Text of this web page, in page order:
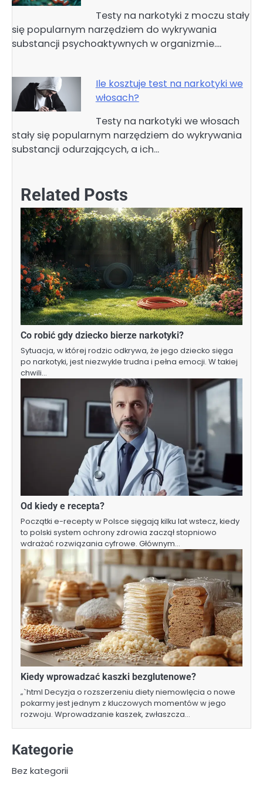
Testy na narkotyki z moczu stały
się popularnym narzędziem do wykrywania
substancji psychoaktywnych w organizmie.…
Ile kosztuje test na narkotyki we
włosach?
Testy na narkotyki we włosach
stały się popularnym narzędziem do wykrywania
substancji odurzających, a ich…
Related Posts
Co robić gdy dziecko bierze narkotyki?
Sytuacja, w której rodzic odkrywa, że jego dziecko sięga
po narkotyki, jest niezwykle trudna i pełna emocji. W takiej
chwili…
Od kiedy e recepta?
Początki e-recepty w Polsce sięgają kilku lat wstecz, kiedy
to polski system ochrony zdrowia zaczął stopniowo
wdrażać rozwiązania cyfrowe. Głównym…
Kiedy wprowadzać kaszki bezglutenowe?
„`html Decyzja o rozszerzeniu diety niemowlęcia o nowe
pokarmy jest jednym z kluczowych momentów w jego
rozwoju. Wprowadzanie kaszek, zwłaszcza…
Kategorie
Bez kategorii